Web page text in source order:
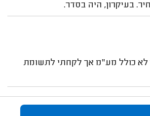
בעיקרון, היה בסדר.
כולל מע"מ אך לקחתי לתשומת